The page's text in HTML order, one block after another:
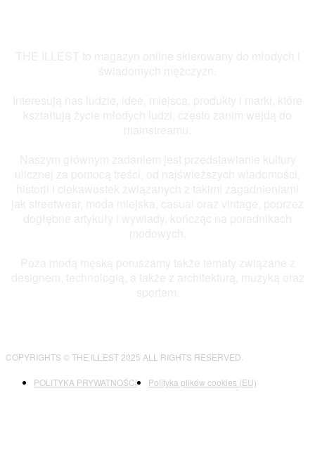
COPYRIGHTS © THE ILLEST 2025 ALL RIGHTS RESERVED.
POLITYKA PRYWATNOŚCI Polityka plików cookies (EU)